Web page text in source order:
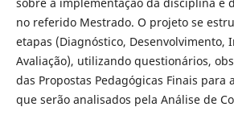
no referido Mestrado. O projeto se
etapas (Diagnóstico, Desenvolvimento,
Avaliação), utilizando questionários,
das Propostas Pedagógicas Finais para
que serão analisados pela Análise de